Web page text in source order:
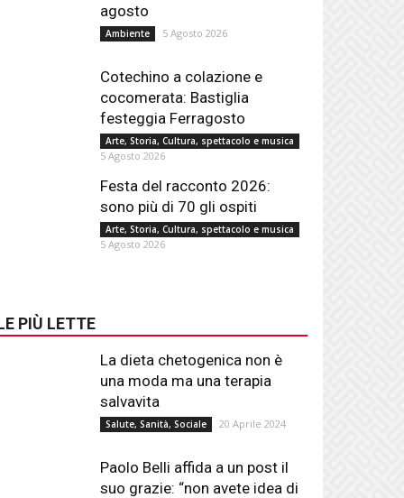
agosto
Ambiente 5 Agosto 2026
Cotechino a colazione e
cocomerata: Bastiglia
festeggia Ferragosto
Arte, Storia, Cultura, spettacolo e musica
5 Agosto 2026
Festa del racconto 2026:
sono più di 70 gli ospiti
Arte, Storia, Cultura, spettacolo e musica
5 Agosto 2026
PIÙ LETTE
La dieta chetogenica non è
una moda ma una terapia
salvavita
Salute, Sanità, Sociale 20 Aprile 2024
Paolo Belli affida a un post il
suo grazie: “non avete idea di